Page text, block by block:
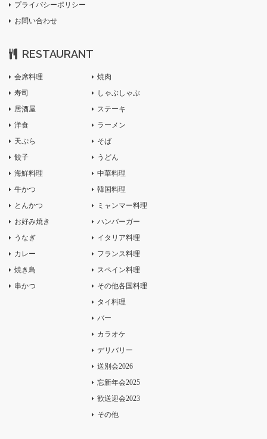
プライバシーポリシー
お問い合わせ
RESTAURANT
会席料理
寿司
居酒屋
洋食
天ぷら
餃子
海鮮料理
牛かつ
とんかつ
お好み焼き
うなぎ
カレー
焼き鳥
串かつ
焼肉
しゃぶしゃぶ
ステーキ
ラーメン
そば
うどん
中華料理
韓国料理
ミャンマー料理
ハンバーガー
イタリア料理
フランス料理
スペイン料理
その他各国料理
タイ料理
バー
カラオケ
デリバリー
送別会2026
忘新年会2025
歓送迎会2023
その他